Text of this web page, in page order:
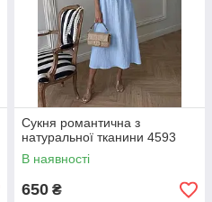
Сукня романтична з
натуральної тканини 4593
В наявності
650 ₴